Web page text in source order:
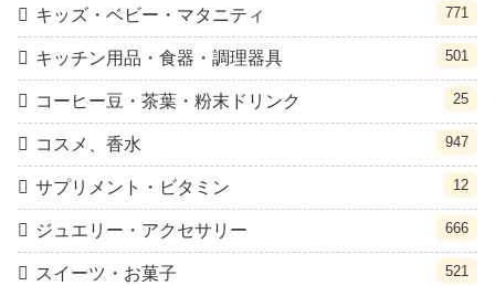
キッズ・ベビー・マタニティ 771
キッチン用品・食器・調理器具 501
コーヒー豆・茶葉・粉末ドリンク 25
コスメ、香水 947
サプリメント・ビタミン 12
ジュエリー・アクセサリー 666
スイーツ・お菓子 521